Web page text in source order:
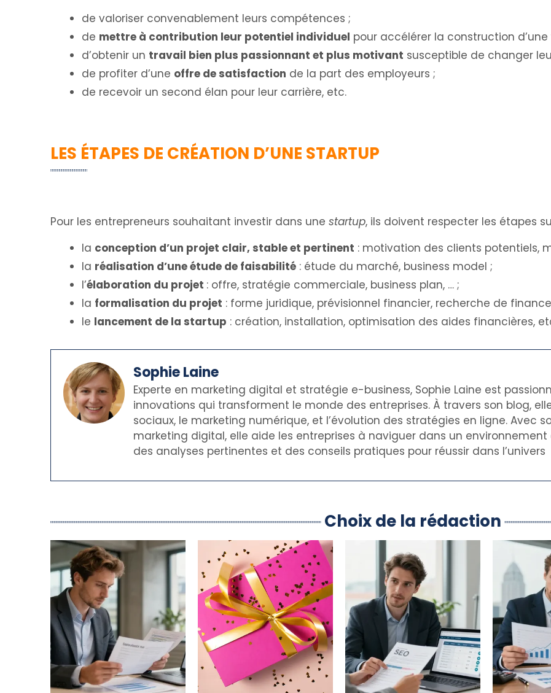
de valoriser convenablement leurs compétences ;
de mettre à contribution leur potentiel individuel pour accélérer la construction
d’obtenir un travail bien plus passionnant et plus motivant susceptible de changer
de profiter d’une offre de satisfaction de la part des employeurs ;
de recevoir un second élan pour leur carrière, etc.
LES ÉTAPES DE CRÉATION D’UNE STARTUP
Pour les entrepreneurs souhaitant investir dans une startup, ils doivent respecter les étapes
la conception d’un projet clair, stable et pertinent : motivation des clients potentiels,
la réalisation d’une étude de faisabilité : étude du marché, business model ;
l’élaboration du projet : offre, stratégie commerciale, business plan, … ;
la formalisation du projet : forme juridique, prévisionnel financier, recherche de
le lancement de la startup : création, installation, optimisation des aides financières,
Sophie Laine
Experte en marketing digital et stratégie e-business, Sophie Laine est
innovations qui transforment le monde des entreprises. À travers son blog,
sociaux, le marketing numérique, et l’évolution des stratégies en ligne. Avec
marketing digital, elle aide les entreprises à naviguer dans un
des analyses pertinentes et des conseils pratiques pour réussir dans l’univers
Choix de la rédaction